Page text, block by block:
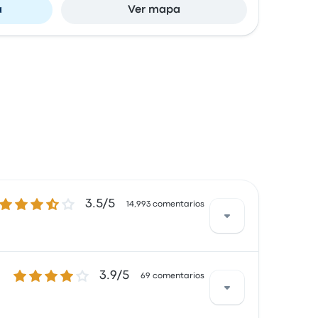
Ver mapa
3.5 de 5 estrellas3.5/5 14,993 comentarios
especialmente satisfechos con el
FlixBus en este viaje comienzan en $168
3.9 de 5 estrellas3.9/5 69 comentarios